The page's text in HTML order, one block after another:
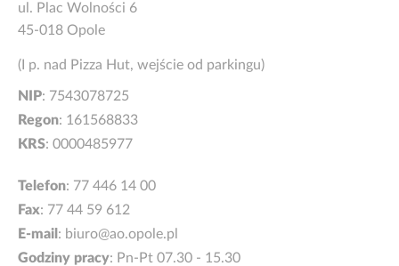
ul. Plac Wolności 6
45-018 Opole
(I p. nad Pizza Hut, wejście od parkingu)
NIP: 7543078725
Regon: 161568833
KRS: 0000485977
Telefon: 77 446 14 00
Fax: 77 44 59 612
E-mail : biuro@ao.opole.pl
Godziny pracy: Pn-Pt 07.30 - 15.30